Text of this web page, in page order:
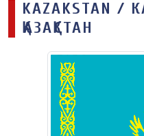
KAZAKSTAN /
ҚАЗАҚСТАН